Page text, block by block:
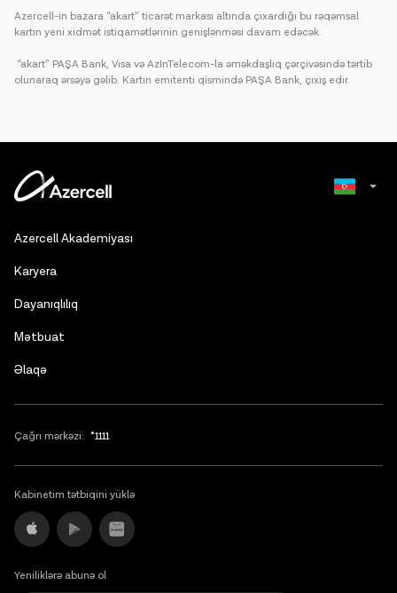
Azercell-in bazara “akart” ticarət markası altında çıxardığı bu rəqəmsal
kartın yeni xidmət istiqamətlərinin genişlənməsi davam edəcək.
“akart” PAŞA Bank, Visa və AzInTelecom-la əməkdaşlıq çərçivəsində tərtib
olunaraq ərsəyə gəlib. Kartın emitenti qismində PAŞA Bank, çıxış edir.
Azercell Akademiyası
Karyera
Dayanıqlılıq
Mətbuat
Əlaqə
Çağrı mərkəzi: *1111
Kabinetim tətbiqini yüklə
Yeniliklərə abunə ol